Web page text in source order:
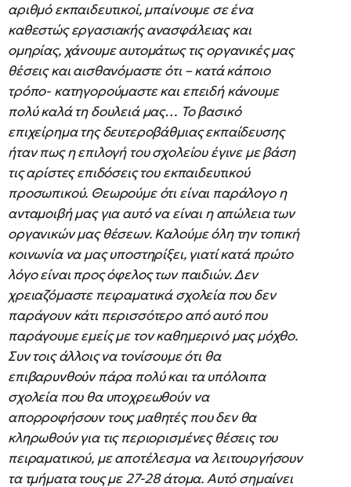
αριθμό εκπαιδευτικοί, μπαίνουμε σε ένα
καθεστώς εργασιακής ανασφάλειας και
ομηρίας, χάνουμε αυτομάτως τις οργανικές μας
θέσεις και αισθανόμαστε ότι – κατά κάποιο
τρόπο- κατηγορούμαστε και επειδή κάνουμε
πολύ καλά τη δουλειά μας… Το βασικό
επιχείρημα της δευτεροβάθμιας εκπαίδευσης
ήταν πως η επιλογή του σχολείου έγινε με βάση
τις αρίστες επιδόσεις του εκπαιδευτικού
προσωπικού. Θεωρούμε ότι είναι παράλογο η
ανταμοιβή μας για αυτό να είναι η απώλεια των
οργανικών μας θέσεων. Καλούμε όλη την τοπική
κοινωνία να μας υποστηρίξει, γιατί κατά πρώτο
λόγο είναι προς όφελος των παιδιών. Δεν
χρειαζόμαστε πειραματικά σχολεία που δεν
παράγουν κάτι περισσότερο από αυτό που
παράγουμε εμείς με τον καθημερινό μας μόχθο.
Συν τοις άλλοις να τονίσουμε ότι θα
επιβαρυνθούν πάρα πολύ και τα υπόλοιπα
σχολεία που θα υποχρεωθούν να
απορροφήσουν τους μαθητές που δεν θα
κληρωθούν για τις περιορισμένες θέσεις του
πειραματικού, με αποτέλεσμα να λειτουργήσουν
τα τμήματα τους με 27-28 άτομα. Αυτό σημαίνει